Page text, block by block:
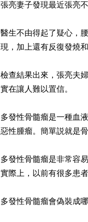
張亮妻子發現最近張亮
醫生不由得起了疑心，
現，加上還有反復發燒
檢查結果出來，張亮夫
實在讓人難以置信。
多發性骨髓瘤是一種血
惡性腫瘤。簡單説就是
多發性骨髓瘤是非常容
實際上，以前有很多患
多發性骨髓瘤會偽裝成